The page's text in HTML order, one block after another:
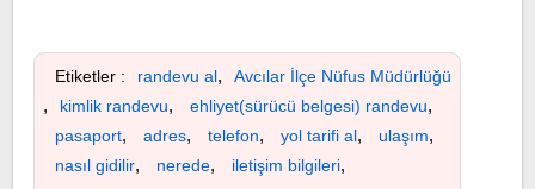
Etiketler : randevu al, Avcılar İlçe Nüfus Müdürlüğü
, kimlik randevu, ehliyet(sürücü belgesi) randevu,
pasaport, adres, telefon, yol tarifi al, ulaşım,
nasıl gidilir, nerede, iletişim bilgileri,